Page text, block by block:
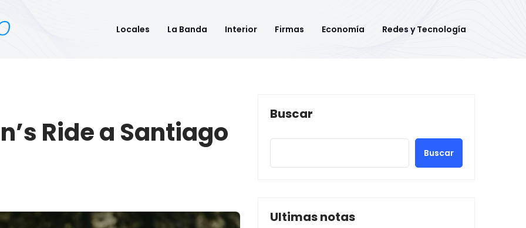
Locales La Banda Interior Firmas Economía Redes y Tecnología
Ride a Santiago
Buscar
Buscar
Ultimas notas